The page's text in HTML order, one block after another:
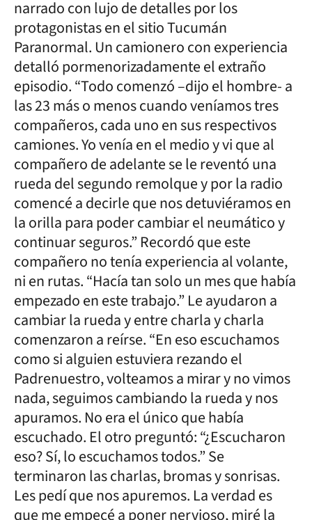
narrado con lujo de detalles por los
protagonistas en el sitio Tucumán
Paranormal. Un camionero con experiencia
detalló pormenorizadamente el extraño
episodio. “Todo comenzó –dijo el hombre- a
las 23 más o menos cuando veníamos tres
compañeros, cada uno en sus respectivos
camiones. Yo venía en el medio y vi que al
compañero de adelante se le reventó una
rueda del segundo remolque y por la radio
comencé a decirle que nos detuviéramos en
la orilla para poder cambiar el neumático y
continuar seguros.” Recordó que este
compañero no tenía experiencia al volante,
ni en rutas. “Hacía tan solo un mes que había
empezado en este trabajo.” Le ayudaron a
cambiar la rueda y entre charla y charla
comenzaron a reírse. “En eso escuchamos
como si alguien estuviera rezando el
Padrenuestro, volteamos a mirar y no vimos
nada, seguimos cambiando la rueda y nos
apuramos. No era el único que había
escuchado. El otro preguntó: “¿Escucharon
eso? Sí, lo escuchamos todos.” Se
terminaron las charlas, bromas y sonrisas.
Les pedí que nos apuremos. La verdad es
que me empecé a poner nervioso, miré la